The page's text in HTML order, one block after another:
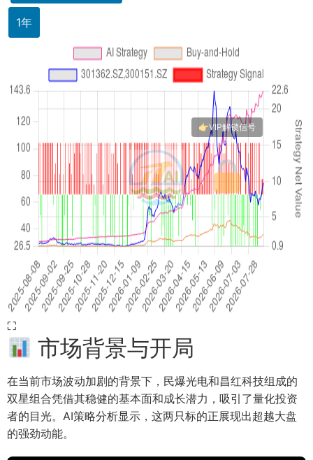
1年
⛶
市场背景与开局
在当前市场波动加剧的背景下，民爆光电和昌红科技组成的
双星组合凭借其稳健的基本面和成长潜力，吸引了量化投资
者的目光。AI策略分析显示，这两只标的正展现出超越大盘
的强劲动能。